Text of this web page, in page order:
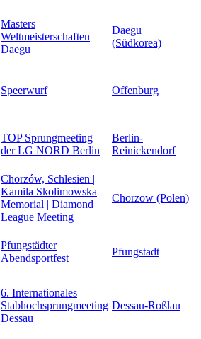
Masters
Weltmeisterschaften
Daegu
Daegu
(Südkorea)
Speerwurf Offenburg
TOP Sprungmeeting
der LG NORD Berlin
Berlin-
Reinickendorf
Chorzów, Schlesien |
Kamila Skolimowska
Memorial | Diamond
League Meeting
Chorzow (Polen)
Pfungstädter
Abendsportfest
Pfungstadt
6. Internationales
Stabhochsprungmeeting
Dessau
Dessau-Roßlau